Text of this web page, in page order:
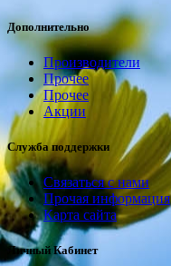
Дополнительно
Производители
Прочее
Прочее
Акции
Служба поддержки
Связаться с нами
Прочая информация
Карта сайта
Личный Кабинет